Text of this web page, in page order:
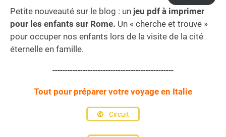
Petite nouveauté sur le blog : un jeu pdf à imprimer
pour les enfants sur Rome. Un « cherche et trouve »
pour occuper nos enfants lors de la visite de la cité
éternelle en famille.
------------------------------------------------
Tout pour préparer votre voyage en Italie
Circuit